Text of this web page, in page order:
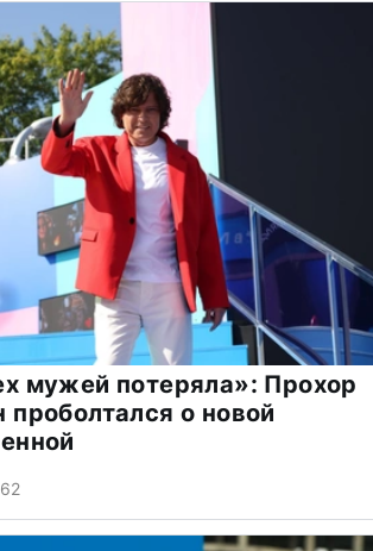
мужей потеряла»: Прохор
о новой
62